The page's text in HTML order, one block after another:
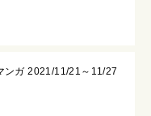
ンガ 2021/11/21～11/27